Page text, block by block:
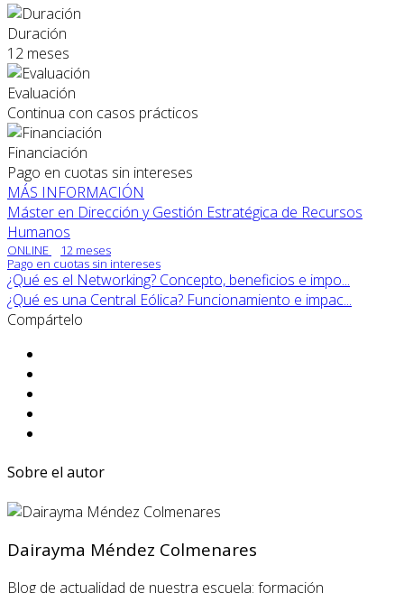
Duración
12 meses
Evaluación
Continua con casos prácticos
Financiación
Pago en cuotas sin intereses
MÁS INFORMACIÓN
Máster en Dirección y Gestión Estratégica de Recursos
Humanos
ONLINE
12 meses
Pago en cuotas sin intereses
¿Qué es el Networking? Concepto, beneficios e impo...
¿Qué es una Central Eólica? Funcionamiento e impac...
Compártelo
Sobre el autor
Dairayma Méndez Colmenares
Blog de actualidad de nuestra escuela: formación